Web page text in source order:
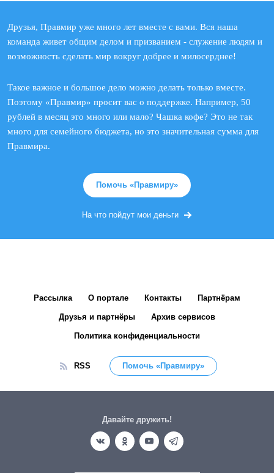
Друзья, Правмир уже много лет вместе с вами. Вся наша
команда живет общим делом и призванием - служение людям и
возможность сделать мир вокруг добрее и милосерднее!
Такое важное и большое дело можно делать только вместе.
Поэтому «Правмир» просит вас о поддержке. Например, 50
рублей в месяц это много или мало? Чашка кофе? Это не так
много для семейного бюджета, но это значительная сумма для
Правмира.
Помочь «Правмиру»
На что пойдут мои деньги
Рассылка О портале Контакты Партнёрам
Друзья и партнёры Архив сервисов
Политика конфиденциальности
RSS Помочь «Правмиру»
Давайте дружить!